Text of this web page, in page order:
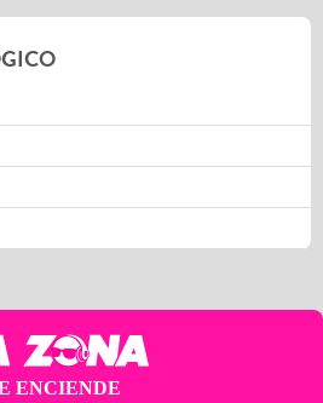
ENCIENDE